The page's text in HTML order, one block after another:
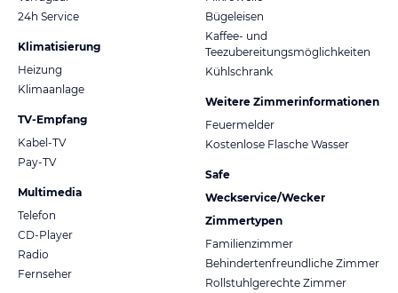
24h Service
Klimatisierung
Heizung
Klimaanlage
TV-Empfang
Kabel-TV
Pay-TV
Multimedia
Telefon
CD-Player
Radio
Fernseher
Bügeleisen
Kaffee- und
Teezubereitungsmöglichkeiten
Kühlschrank
Weitere Zimmerinformationen
Feuermelder
Kostenlose Flasche Wasser
Safe
Weckservice/Wecker
Zimmertypen
Familienzimmer
Behindertenfreundliche Zimmer
Rollstuhlgerechte Zimmer